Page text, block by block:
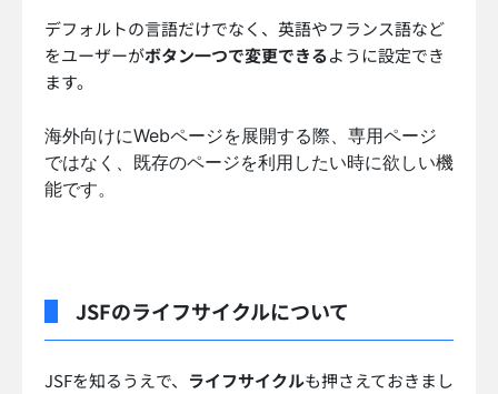
デフォルトの言語だけでなく、英語やフランス語など
をユーザーがボタン一つで変更できるように設定でき
ます。
海外向けにWebページを展開する際、専用ページ
ではなく、既存のページを利用したい時に欲しい機
能です。
JSFのライフサイクルについて
JSFを知るうえで、 ライフサイクルも押さえておきまし